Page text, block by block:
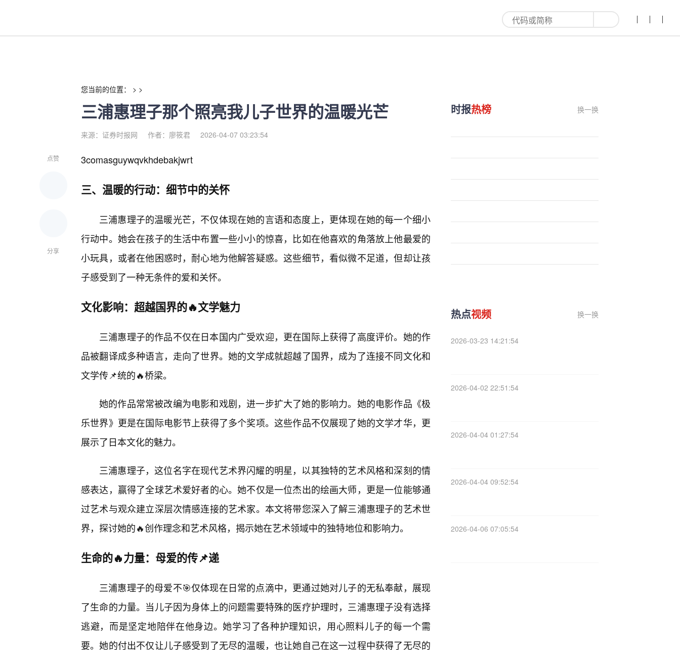
您当前的位置： > >
三浦惠理子那个照亮我儿子世界的温暖光芒
来源：证券时报网 作者：廖筱君 2026-04-07 03:23:54
点赞
分享
3comasguywqvkhdebakjwrt
三、温暖的行动：细节中的关怀
三浦惠理子的温暖光芒，不仅体现在她的言语和态度上，更体现在她的每一个细小
行动中。她会在孩子的生活中布置一些小小的惊喜，比如在他喜欢的角落放上他最爱的
小玩具，或者在他困惑时，耐心地为他解答疑惑。这些细节，看似微不足道，但却让孩
子感受到了一种无条件的爱和关怀。
文化影响：超越国界的🔥文学魅力
三浦惠理子的作品不仅在日本国内广受欢迎，更在国际上获得了高度评价。她的作
品被翻译成多种语言，走向了世界。她的文学成就超越了国界，成为了连接不同文化和
文学传📌统的🔥桥梁。
她的作品常常被改编为电影和戏剧，进一步扩大了她的影响力。她的电影作品《极
乐世界》更是在国际电影节上获得了多个奖项。这些作品不仅展现了她的文学才华，更
展示了日本文化的魅力。
三浦惠理子，这位名字在现代艺术界闪耀的明星，以其独特的艺术风格和深刻的情
感表达，赢得了全球艺术爱好者的心。她不仅是一位杰出的绘画大师，更是一位能够通
过艺术与观众建立深层次情感连接的艺术家。本文将带您深入了解三浦惠理子的艺术世
界，探讨她的🔥创作理念和艺术风格，揭示她在艺术领域中的独特地位和影响力。
生命的🔥力量：母爱的传📌递
三浦惠理子的母爱不🎯仅体现在日常的点滴中，更通过她对儿子的无私奉献，展现
了生命的力量。当儿子因为身体上的问题需要特殊的医疗护理时，三浦惠理子没有选择
逃避，而是坚定地陪伴在他身边。她学习了各种护理知识，用心照料儿子的每一个需
要。她的付出不仅让儿子感受到了无尽的温暖，也让她自己在这一过程中获得了无尽的
时报热榜 换一换
热点视频 换一换
2026-03-23 14:21:54
2026-04-02 22:51:54
2026-04-04 01:27:54
2026-04-04 09:52:54
2026-04-06 07:05:54